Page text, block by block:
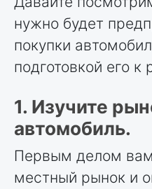
нужно будет
покупки
подготовкой его к
1. Изучите
автомобиль.
Первым делом вам
местный рынок и